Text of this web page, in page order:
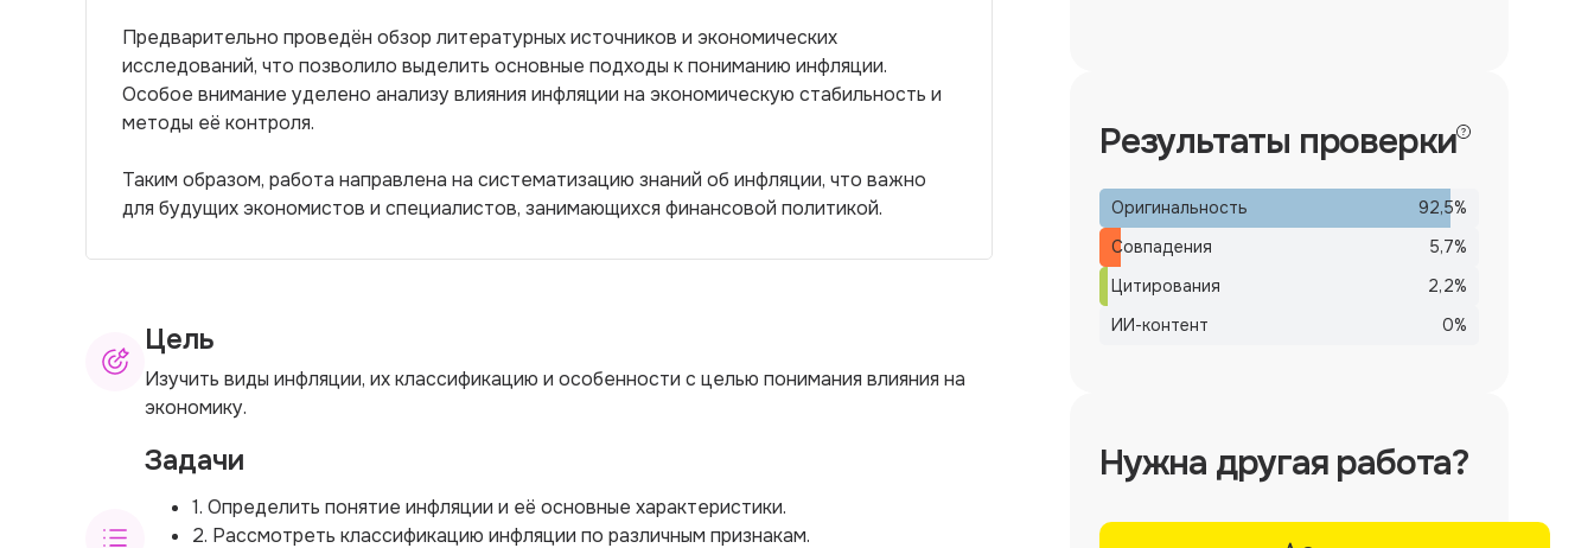
Предварительно проведён обзор литературных источников и экономических
исследований, что позволило выделить основные подходы к пониманию инфляции.
Особое внимание уделено анализу влияния инфляции на экономическую стабильность и
методы её контроля.
Таким образом, работа направлена на систематизацию знаний об инфляции, что важно
для будущих экономистов и специалистов, занимающихся финансовой политикой.
Цель
Изучить виды инфляции, их классификацию и особенности с целью понимания влияния на
экономику.
Задачи
1. Определить понятие инфляции и её основные характеристики.
2. Рассмотреть классификацию инфляции по различным признакам.
Результаты проверки
Оригинальность 92,5%
Совпадения
5,7%
Цитирования
2,2%
ИИ-контент
0%
Нужна другая работа?